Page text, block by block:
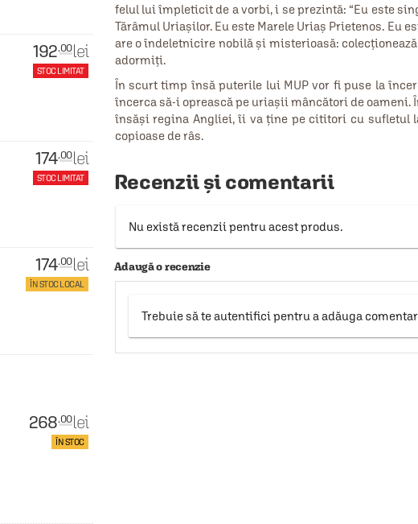
192.00lei
STOC LIMITAT
174.00lei
STOC LIMITAT
174.00lei
ÎN STOC LOCAL
268.00lei
ÎN STOC
felul lui împleticit de a vorbi, i se prezintă: “Eu este
Tărâmul Uriaşilor. Eu este Marele Uriaş Prietenos. Eu
are o îndeletnicire nobilă şi misterioasă:
adormiţi.
În scurt timp însă puterile lui MUP vor fi puse la
încerca să-i oprească pe uriaşii mâncători de oameni.
însăşi regina Angliei, îi va ţine pe cititori cu sufletul
copioase de râs.
Recenzii și comentarii
Nu există recenzii pentru acest produs.
Adaugă o recenzie
Trebuie să te autentifici pentru a adăuga